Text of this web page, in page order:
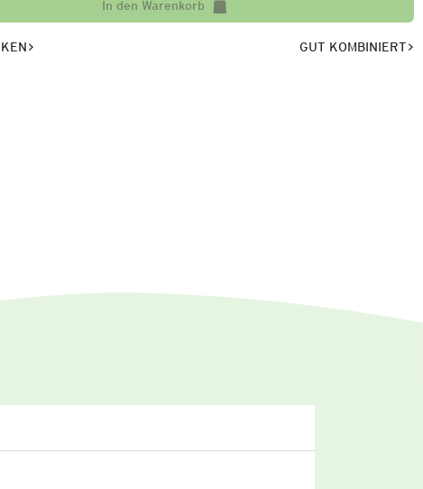
In den Warenkorb
GUT KOMBINIERT